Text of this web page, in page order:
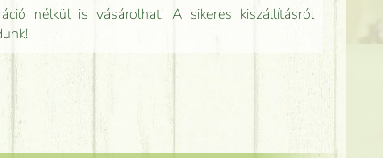
nélkül is vásárolhat! A sikeres kiszállításról